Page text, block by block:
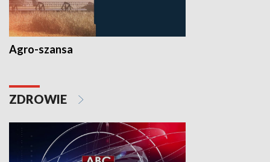
Agro-szansa
ZDROWIE